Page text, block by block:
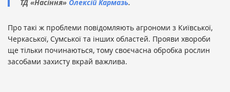
ТД «Насіння» Олексій Кармазь.
Про такі ж проблеми повідомляють агрономи з Київської,
Черкаської, Сумської та інших областей. Прояви хвороби
ще тільки починаються, тому своєчасна обробка рослин
засобами захисту вкрай важлива.